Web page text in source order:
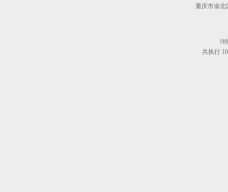
重庆市渝北
《
共执行